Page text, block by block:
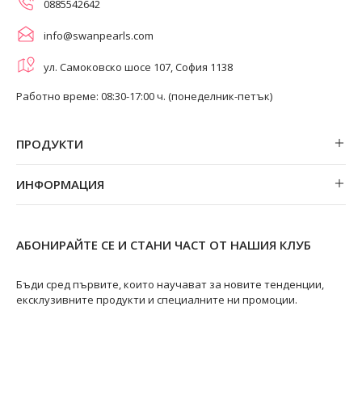
0885542642
info@swanpearls.com
ул. Самоковско шосе 107, София 1138
Работно време: 08:30-17:00 ч. (понеделник-петък)
ПРОДУКТИ
Гривни
ИНФОРМАЦИЯ
Магазини
Ремонт на бижута
Видове перли
АБОНИРАЙТЕ СЕ И СТАНИ ЧАСТ ОТ НАШИЯ КЛУБ
Бъди сред първите, които научават за новите тенденции,
ексклузивните продукти и специалните ни промоции.